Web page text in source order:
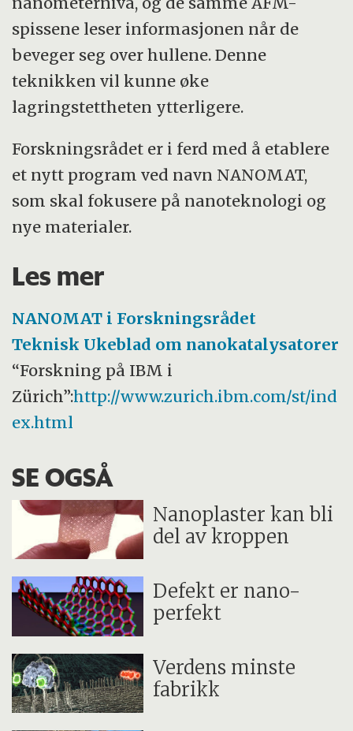
spissene leser informasjonen når de
beveger seg over hullene. Denne
teknikken vil kunne øke
lagringstettheten ytterligere.
Forskningsrådet er i ferd med å etablere
et nytt program ved navn NANOMAT,
som skal fokusere på nanoteknologi og
nye materialer.
Les mer
NANOMAT i Forskningsrådet
Teknisk Ukeblad om nanokatalysatorer
“Forskning på IBM i
Zürich”:http://www.zurich.ibm.com/st/ind
ex.html
SE OGSÅ
Nanoplaster kan bli
del av kroppen
Defekt er nano-
perfekt
Verdens minste
fabrikk